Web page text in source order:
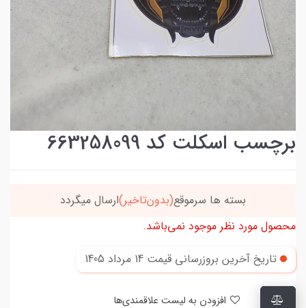
برچسب اسکلت کد 663258099
بسته ها سرموقع(بدون‌تاخیر)ارسال میگردد
محصول مورد نظر موجود نمی‌باشد.
تاریخ آخرین بروزرسانی قیمت 14 مرداد 1405